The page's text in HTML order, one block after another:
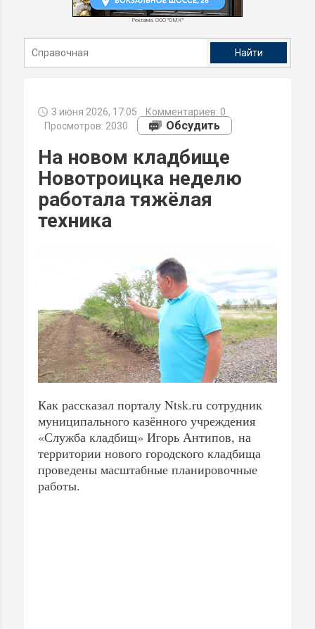
Реклама. ООО "ОМК"
3 июня 2026, 17:05 Комментариев: 0
Просмотров: 2030
Обсудить
На новом кладбище
Новотроицка неделю
работала тяжёлая
техника
Как рассказал порталу Ntsk.ru сотрудник
муниципального казённого учреждения
«Служба кладбищ» Игорь Антипов, на
территории нового городского кладбища
проведены масштабные планировочные
работы.